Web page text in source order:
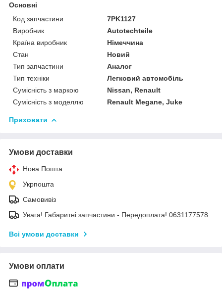
Основні
Код запчастини
7PK1127
Виробник
Autotechteile
Країна виробник
Німеччина
Стан
Новий
Тип запчастини
Аналог
Тип техніки
Легковий автомобіль
Сумісність з маркою
Nissan, Renault
Сумісність з моделлю
Renault Megane, Juke
Приховати
Умови доставки
Нова Пошта
Укрпошта
Самовивіз
Увага! Габаритні запчастини - Передоплата! 0631177578
Всі умови доставки
Умови оплати